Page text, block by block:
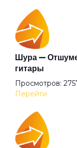
Шура —
гитары
Просмотров:
Перейти